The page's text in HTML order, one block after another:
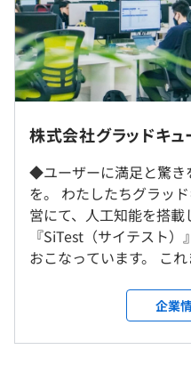
◆アジャイル実践状況
・デイリーでスタンドア
準じるチーム内の打ち合わ
・継続的なデプロイ（デ
・各メンバーが実装した
ベースで行われる
・自動（＝システム化さ
ルド、自動デプロイ環境
・コードによるインフラ
Code）の環境が整備され
フルリモートのため全国
定あり
北海道・青森県・岩手県
県・茨城県・栃木県・群
神奈川県・新潟県・富山
野県・岐阜県・静岡県・
府・大阪府・兵庫県・奈
県・岡山県・広島県・山
県・鹿児島県・沖縄県
就業場所の変更範囲
（※想定年収 は年収提示額を
休憩時間：60分
平均残業時間：平均30時
【年間休日124日（2025年
・完全週休2日制（土日祝
株式会社グラッドキュ
◆ユーザーに満足と驚き
を。 わたしたちグラッ
営にて、人工知能を搭
『SiTest（サイテスト
おこなっています。 こ
の解析・改善に必要な
ることに成功し、100万
ります。 人工知能の研
企業